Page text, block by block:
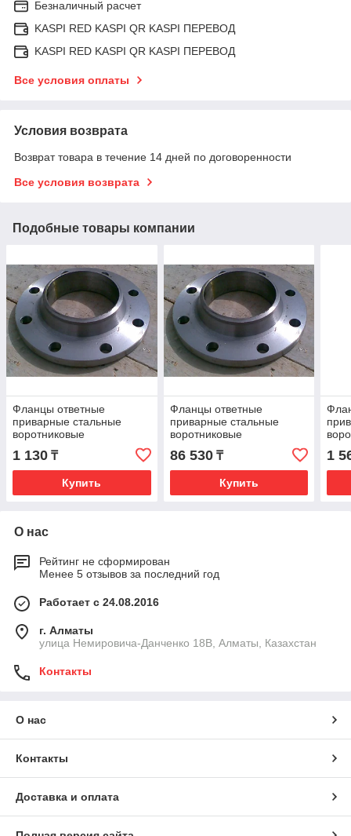
Безналичный расчет
KASPI RED KASPI QR KASPI ПЕРЕВОД
KASPI RED KASPI QR KASPI ПЕРЕВОД
Все условия оплаты
Условия возврата
Возврат товара в течение 14 дней по договоренности
Все условия возврата
Подобные товары компании
Фланцы ответные
приварные стальные
воротниковые
ГОСТ12821-80(Ру-16)
Ду15
1 130 ₸
Купить
Фланцы ответные
приварные стальные
воротниковые
ГОСТ12821-80(Ру-16)
Ду500
86 530₸
Купить
1
О нас
Рейтинг не сформирован
Менее 5 отзывов за последний год
Работает с 24.08.2016
г. Алматы
улица Немировича-Данченко 18В, Алматы, Казахстан
Контакты
О нас
Контакты
Доставка и оплата